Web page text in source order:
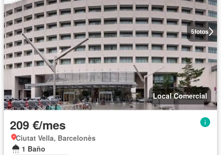
5fotos
Local Comercial
209 €/mes
Ciutat Vella, Barcelonès
1 Baño